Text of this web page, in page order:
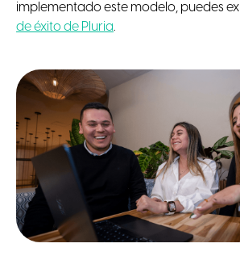
implementado este modelo, puedes
de éxito de Pluria.